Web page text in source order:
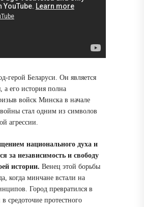
герой Беларуси. Он является
его история полна
войск Минска в начале
стал одним из символов
агрессии.
национального духа и
за независимость и свободу
истории. Венец этой борьбы
когда минчане встали на
Город превратился в
средоточие протестного